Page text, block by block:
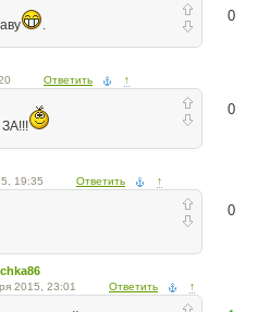
0
.
Ответить ↑
0
ЗА!!!
19:35 Ответить ↑
0
2015, 23:01 Ответить ↑